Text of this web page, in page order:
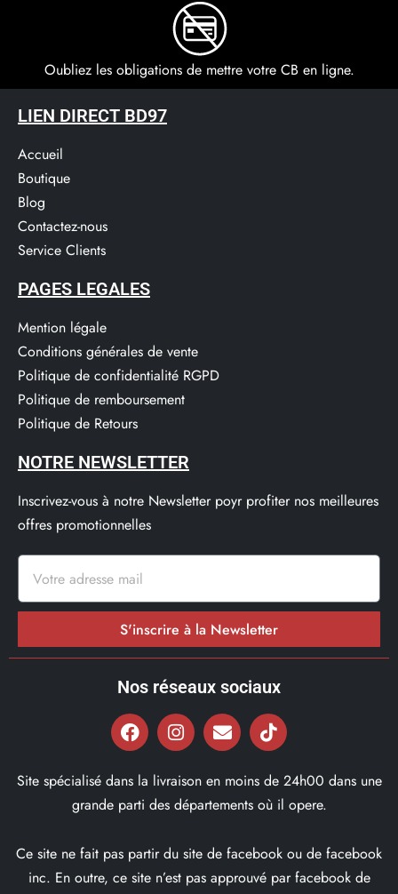
Oubliez les obligations de mettre votre CB en ligne.
LIEN DIRECT BD97
Accueil
Boutique
Blog
Contactez-nous
Service Clients​
PAGES LEGALES
Mention légale
Conditions générales de vente
Politique de confidentialité RGPD
Politique de remboursement
Politique de Retours
NOTRE NEWSLETTER
Inscrivez-vous à notre Newsletter poyr profiter nos meilleures
offres promotionnelles
S'inscrire à la Newsletter
Nos réseaux sociaux
Site spécialisé dans la livraison en moins de 24h00 dans une
grande parti des départements où il opere.
Ce site ne fait pas partir du site de facebook ou de facebook
inc. En outre, ce site n’est pas approuvé par facebook de